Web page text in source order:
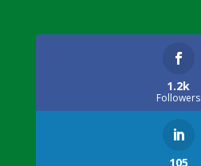
1.2k
Followers
105